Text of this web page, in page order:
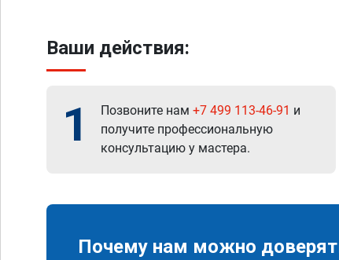
Ваши действия:
1 Позвоните нам +7 499 113-46-91 и
получите профессиональную
консультацию у мастера.
Почему нам можно